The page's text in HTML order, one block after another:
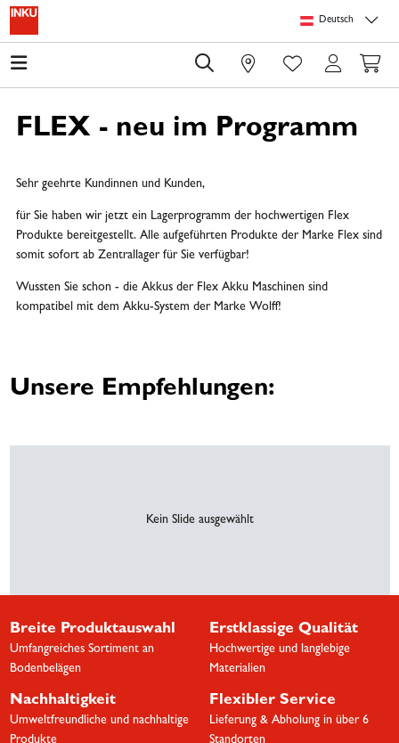
Springe zu Hauptinhalt
Deutsch
0
FLEX - neu im Programm
Sehr geehrte Kundinnen und Kunden,
für Sie haben wir jetzt ein Lagerprogramm der hochwertigen Flex
Produkte bereitgestellt. Alle aufgeführten Produkte der Marke Flex sind
somit sofort ab Zentrallager für Sie verfügbar!
Wussten Sie schon - die Akkus der Flex Akku Maschinen sind
kompatibel mit dem Akku-System der Marke Wolff!
Unsere Empfehlungen:
Kein Slide ausgewählt
Breite Produktauswahl
Umfangreiches Sortiment an
Bodenbelägen
Erstklassige Qualität
Hochwertige und langlebige
Materialien
Nachhaltigkeit
Umweltfreundliche und nachhaltige
Produkte
Flexibler Service
Lieferung & Abholung in über 6
Standorten